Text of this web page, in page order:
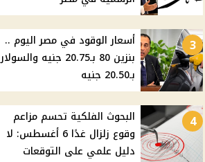
3
أسعار الوقود في مصر اليوم ..
بنزين 80 بـ20.75 جنيه والسولار
بـ20.50 جنيه
4
البحوث الفلكية تحسم مزاعم
وقوع زلزال غدًا 6 أغسطس: لا
دليل علمي على التوقعات